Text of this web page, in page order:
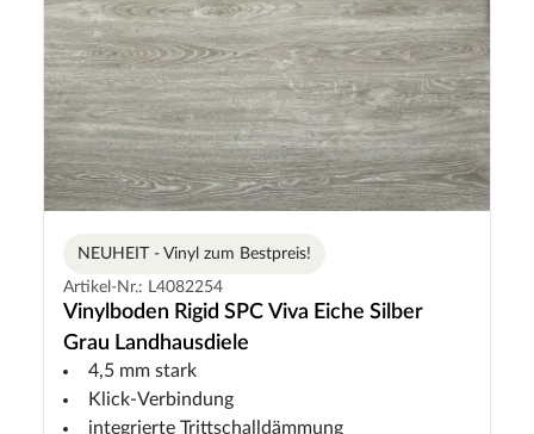
NEUHEIT - Vinyl zum Bestpreis!
Artikel-Nr.: L4082254
Vinylboden Rigid SPC Viva Eiche Silber
Grau Landhausdiele
4,5 mm stark
Klick-Verbindung
integrierte Trittschalldämmung